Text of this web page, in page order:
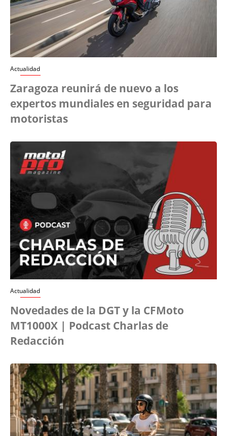
Actualidad
Zaragoza reunirá de nuevo a los
expertos mundiales en seguridad para
motoristas
Actualidad
Novedades de la DGT y la CFMoto
MT1000X | Podcast Charlas de
Redacción